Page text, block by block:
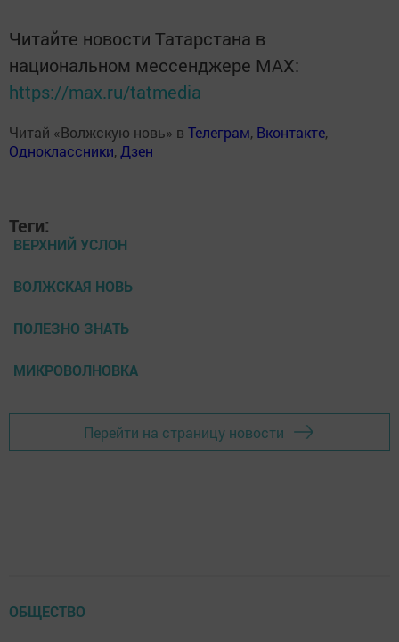
Читайте новости Татарстана в
национальном мессенджере MАХ:
https://max.ru/tatmedia
Читай «Волжскую новь» в Телеграм, Вконтакте,
Одноклассники, Дзен
Теги:
ВЕРХНИЙ УСЛОН
ВОЛЖСКАЯ НОВЬ
ПОЛЕЗНО ЗНАТЬ
МИКРОВОЛНОВКА
Перейти на страницу новости
ОБЩЕСТВО